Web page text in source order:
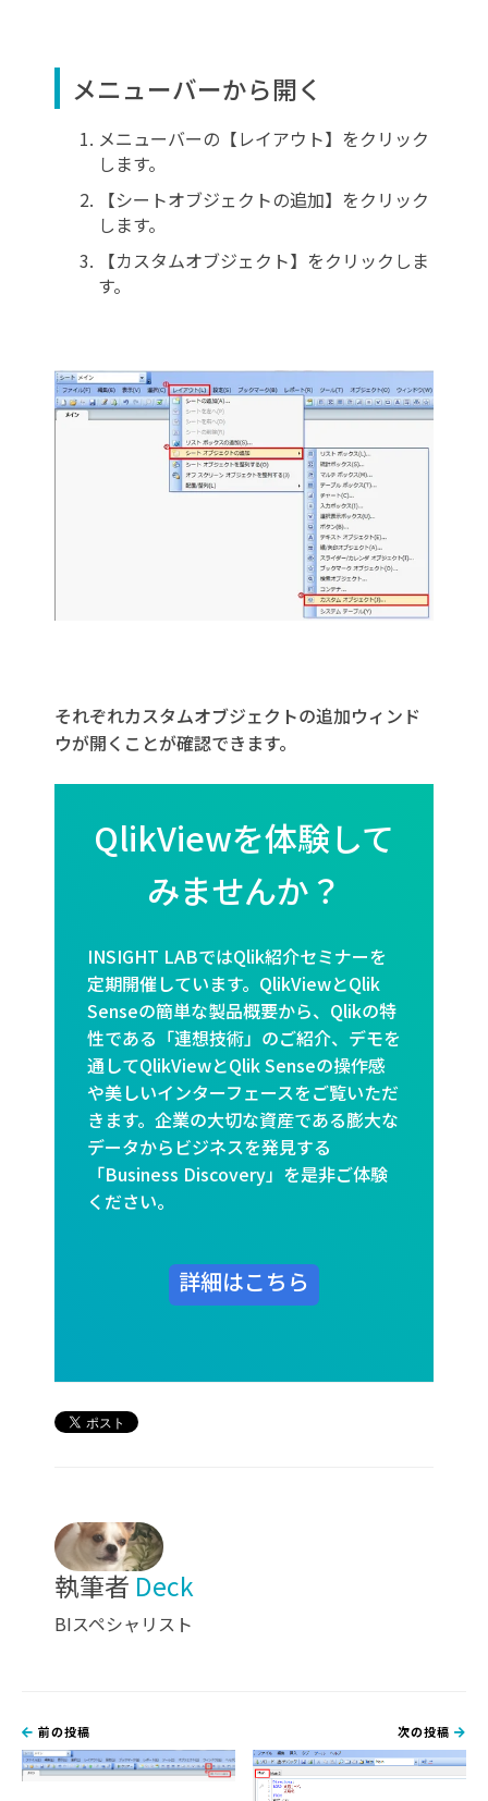
メニューバーから開く
メニューバーの【レイアウト】をクリック
します。
【シートオブジェクトの追加】をクリック
します。
【カスタムオブジェクト】をクリックしま
す。
それぞれカスタムオブジェクトの追加ウィンド
ウが開くことが確認できます。
QlikViewを体験して
みませんか？
INSIGHT LABではQlik紹介セミナーを
定期開催しています。QlikViewとQlik
Senseの簡単な製品概要から、Qlikの特
性である「連想技術」のご紹介、デモを
通してQlikViewとQlik Senseの操作感
や美しいインターフェースをご覧いただ
きます。企業の大切な資産である膨大な
データからビジネスを発見する
「Business Discovery」を是非ご体験
ください。
詳細はこちら
執筆者 Deck
BIスペシャリスト
前の投稿 次の投稿